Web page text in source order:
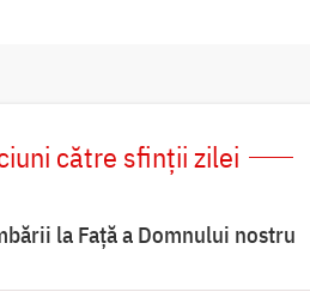
către sfinții zilei
la Faţă a Domnului nostru